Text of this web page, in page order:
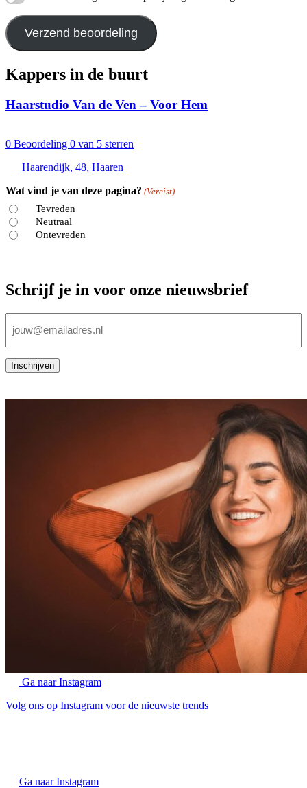
Verzend beoordeling
Kappers in de buurt
Haarstudio Van de Ven – Voor Hem
0 Beoordeling 0 van 5 sterren
Haarendijk, 48, Haaren
Wat vind je van deze pagina? (Vereist)
Tevreden
Neutraal
Ontevreden
Schrijf je in voor onze nieuwsbrief
mailadres
Inschrijven
Ga naar Instagram
Volg ons op Instagram voor de nieuwste trends
Ga naar Instagram